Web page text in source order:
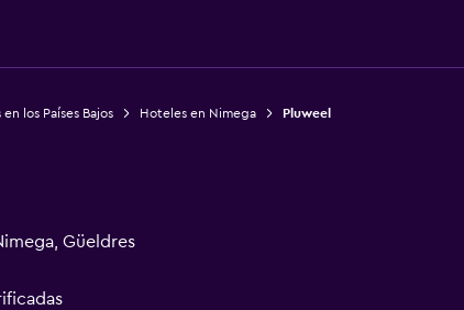
los Países Bajos Hoteles en Nimega Pluweel
Güeldres